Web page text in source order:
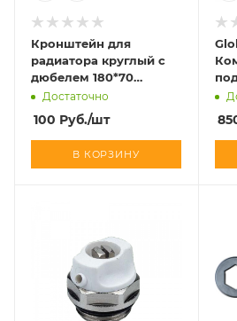
Кронштейн для
радиатора круглый с
дюбелем 180*70
(КИРОВ)
Достаточно
100 Руб./шт
В КОРЗИНУ